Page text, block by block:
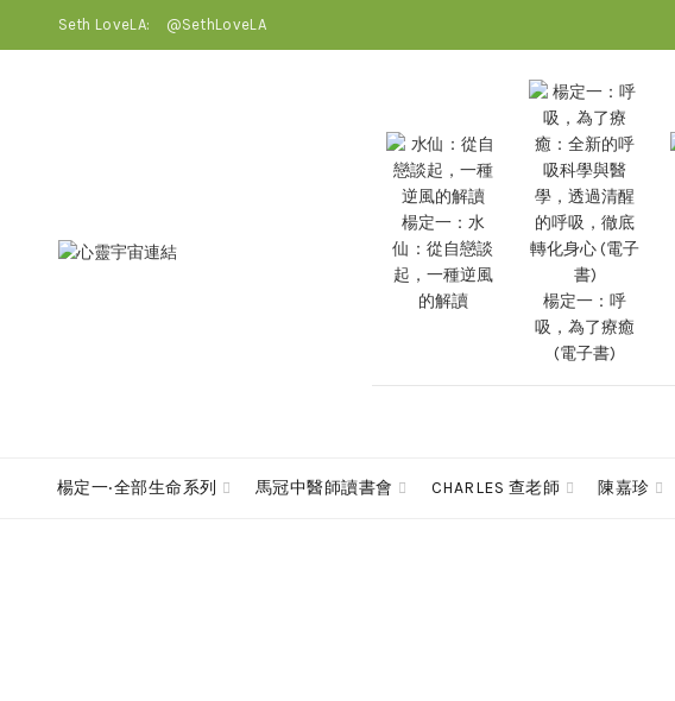
Seth LoveLA: @SethLoveLA
楊定一：水
仙：從自戀談
起，一種逆風
的解讀
楊定一：呼
吸，為了療癒
(電子書)
楊定一‧全部生命系列 馬冠中醫師讀書會 CHARLES 查老師 陳嘉珍